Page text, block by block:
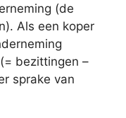
(de
Als een koper
bezittingen –
sprake van